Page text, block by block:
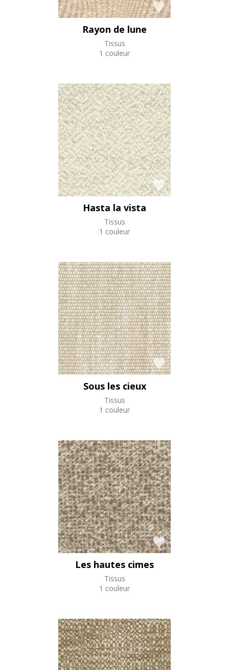
Rayon de lune
Tissus
1 couleur
Hasta la vista
Tissus
1 couleur
Sous les cieux
Tissus
1 couleur
Les hautes cimes
Tissus
1 couleur